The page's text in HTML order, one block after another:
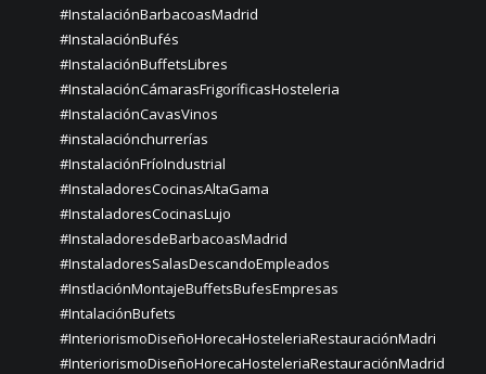
#InstalaciónBarbacoasMadrid
#InstalaciónBufés
#InstalaciónBuffetsLibres
#InstalaciónCámarasFrigoríficasHosteleria
#InstalaciónCavasVinos
#instalaciónchurrerías
#InstalaciónFríoIndustrial
#InstaladoresCocinasAltaGama
#InstaladoresCocinasLujo
#InstaladoresdeBarbacoasMadrid
#InstaladoresSalasDescandoEmpleados
#InstlaciónMontajeBuffetsBufesEmpresas
#IntalaciónBufets
#InteriorismoDiseñoHorecaHosteleriaRestauraciónMadri
#InteriorismoDiseñoHorecaHosteleriaRestauraciónMadrid